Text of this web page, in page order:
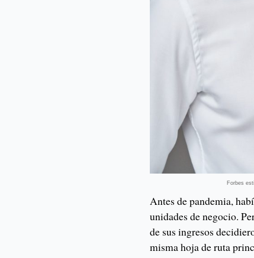
Forbes
Antes de pandemia,
unidades de negocio.
de sus ingresos
misma hoja de ruta